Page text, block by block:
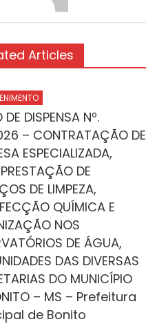
Articles
DE DISPENSA Nº.
– CONTRATAÇÃO DE
ESPECIALIZADA,
DE
DE LIMPEZA,
QUÍMICA E
NOS
DE ÁGUA,
DAS DIVERSAS
DO MUNICÍPIO
– MS – Prefeitura
de Bonito